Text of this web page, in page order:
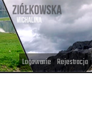
Logowanie Rejestracja